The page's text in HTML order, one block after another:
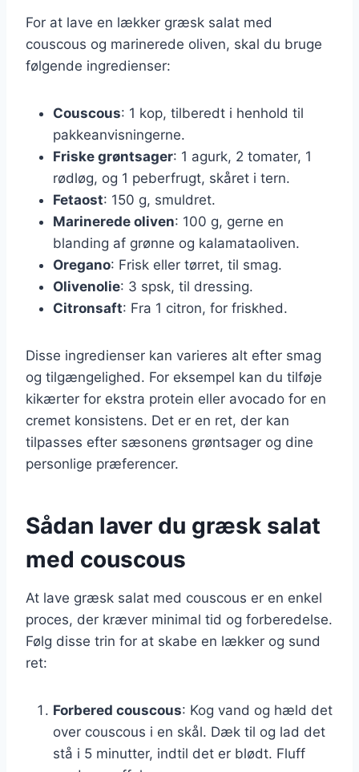
For at lave en lækker græsk salat med
couscous og marinerede oliven, skal du bruge
følgende ingredienser:
Couscous: 1 kop, tilberedt i henhold til
pakkeanvisningerne.
Friske grøntsager: 1 agurk, 2 tomater, 1
rødløg, og 1 peberfrugt, skåret i tern.
Fetaost: 150 g, smuldret.
Marinerede oliven: 100 g, gerne en
blanding af grønne og kalamataoliven.
Oregano: Frisk eller tørret, til smag.
Olivenolie: 3 spsk, til dressing.
Citronsaft: Fra 1 citron, for friskhed.
Disse ingredienser kan varieres alt efter smag
og tilgængelighed. For eksempel kan du tilføje
kikærter for ekstra protein eller avocado for en
cremet konsistens. Det er en ret, der kan
tilpasses efter sæsonens grøntsager og dine
personlige præferencer.
Sådan laver du græsk salat
med couscous
At lave græsk salat med couscous er en enkel
proces, der kræver minimal tid og forberedelse.
Følg disse trin for at skabe en lækker og sund
ret:
Forbered couscous: Kog vand og hæld det
over couscous i en skål. Dæk til og lad det
stå i 5 minutter, indtil det er blødt. Fluff